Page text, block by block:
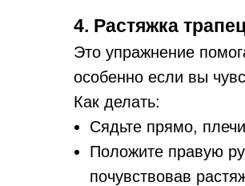
4. Растяжка
Это упражнение
особенно если вы
Как делать:
Сядьте прямо,
Положите правую
почувствовав